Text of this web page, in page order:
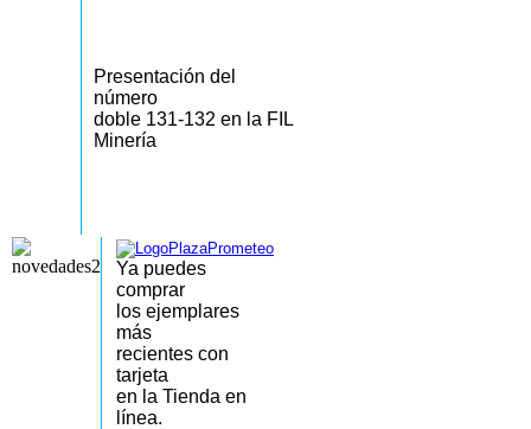
Presentación del
número
doble 131-132 en la FIL
Minería
Ya puedes
comprar
los ejemplares
más
recientes con
tarjeta
en la Tienda en
línea.